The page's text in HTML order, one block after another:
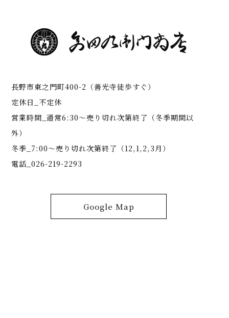
長野市東之門町400-2（善光寺徒歩すぐ）
定休日_不定休
営業時間_通常6:30～売り切れ次第終了（冬季期間以
外）
冬季_7:00～売り切れ次第終了（12,1,2,3月）
電話_026-219-2293
Google Map